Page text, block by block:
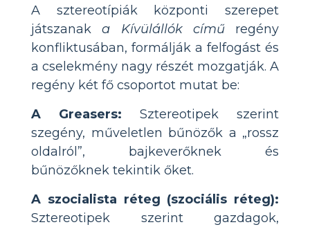
A sztereotípiák központi szerepet
játszanaka Kívülállók című regény
konfliktusában, formálják a felfogást és
a cselekmény nagy részét mozgatják. A
regény két fő csoportot mutat be:
A Greasers: Sztereotipek szerint
szegény, műveletlen bűnözők a „rossz
oldalról”, bajkeverőknek és
bűnözőknek tekintik őket.
A szocialista réteg (szociális réteg):
Sztereotipek szerint gazdagok,